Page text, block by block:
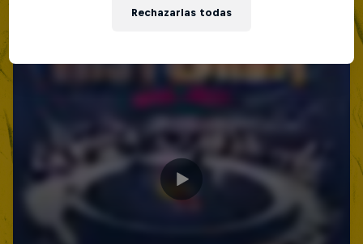
Rechazarlas todas